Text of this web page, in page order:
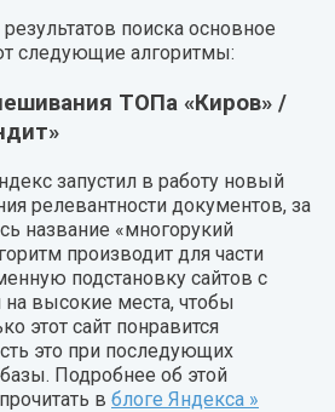
поиска основное
следующие алгоритмы:
ТОПа «Киров» /
запустил в работу новый
релевантности документов, за
название «многорукий
производит для части
подстановку сайтов с
высокие места, чтобы
этот сайт понравится
это при последующих
Подробнее об этой
в блоге Яндекса »